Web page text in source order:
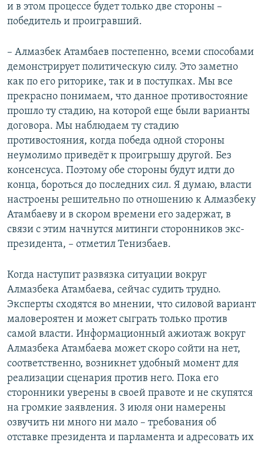
и в этом процессе будет только две стороны –
победитель и проигравший.
– Алмазбек Атамбаев постепенно, всеми способами
демонстрирует политическую силу. Это заметно
как по его риторике, так и в поступках. Мы все
прекрасно понимаем, что данное противостояние
прошло ту стадию, на которой еще были варианты
договора. Мы наблюдаем ту стадию
противостояния, когда победа одной стороны
неумолимо приведёт к проигрышу другой. Без
консенсуса. Поэтому обе стороны будут идти до
конца, бороться до последних сил. Я думаю, власти
настроены решительно по отношению к Алмазбеку
Атамбаеву и в скором времени его задержат, в
связи с этим начнутся митинги сторонников экс-
президента, – отметил Тенизбаев.
Когда наступит развязка ситуации вокруг
Алмазбека Атамбаева, сейчас судить трудно.
Эксперты сходятся во мнении, что силовой вариант
маловероятен и может сыграть только против
самой власти. Информационный ажиотаж вокруг
Алмазбека Атамбаева может скоро сойти на нет,
соответственно, возникнет удобный момент для
реализации сценария против него. Пока его
сторонники уверены в своей правоте и не скупятся
на громкие заявления. 3 июля они намерены
озвучить ни много ни мало – требования об
отставке президента и парламента и адресовать их